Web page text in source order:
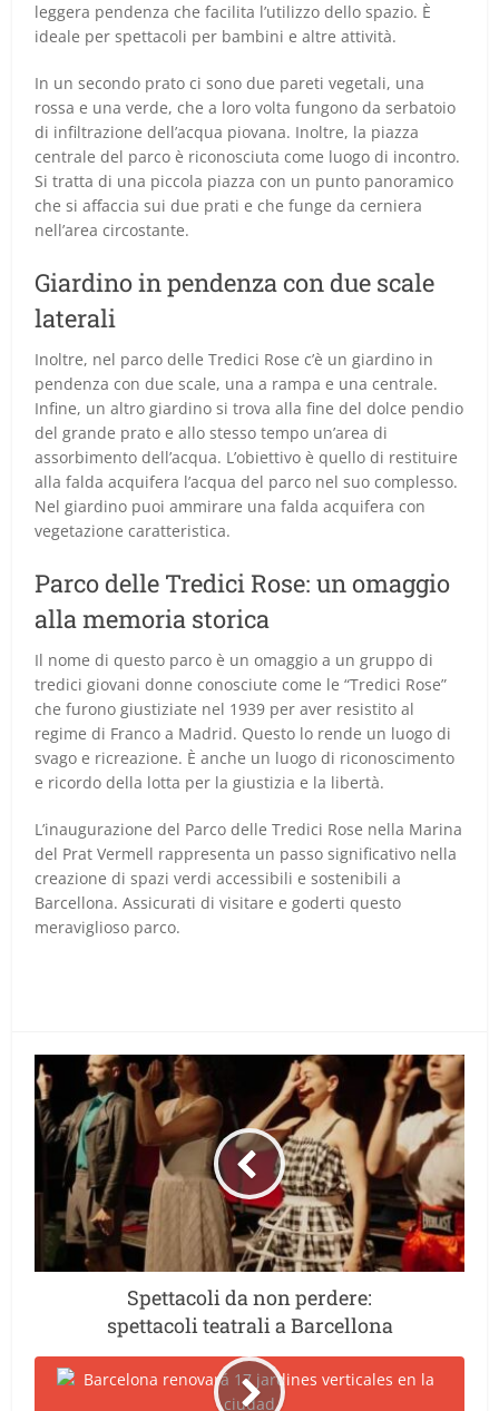
leggera pendenza che facilita l’utilizzo dello spazio. È
ideale per spettacoli per bambini e altre attività.
In un secondo prato ci sono due pareti vegetali, una
rossa e una verde, che a loro volta fungono da serbatoio
di infiltrazione dell’acqua piovana. Inoltre, la piazza
centrale del parco è riconosciuta come luogo di incontro.
Si tratta di una piccola piazza con un punto panoramico
che si affaccia sui due prati e che funge da cerniera
nell’area circostante.
Giardino in pendenza con due scale
laterali
Inoltre, nel parco delle Tredici Rose c’è un giardino in
pendenza con due scale, una a rampa e una centrale.
Infine, un altro giardino si trova alla fine del dolce pendio
del grande prato e allo stesso tempo un’area di
assorbimento dell’acqua. L’obiettivo è quello di restituire
alla falda acquifera l’acqua del parco nel suo complesso.
Nel giardino puoi ammirare una falda acquifera con
vegetazione caratteristica.
Parco delle Tredici Rose: un omaggio
alla memoria storica
Il nome di questo parco è un omaggio a un gruppo di
tredici giovani donne conosciute come le “Tredici Rose”
che furono giustiziate nel 1939 per aver resistito al
regime di Franco a Madrid. Questo lo rende un luogo di
svago e ricreazione. È anche un luogo di riconoscimento
e ricordo della lotta per la giustizia e la libertà.
L’inaugurazione del Parco delle Tredici Rose nella Marina
del Prat Vermell rappresenta un passo significativo nella
creazione di spazi verdi accessibili e sostenibili a
Barcellona. Assicurati di visitare e goderti questo
meraviglioso parco.
Spettacoli da non perdere:
spettacoli teatrali a Barcellona